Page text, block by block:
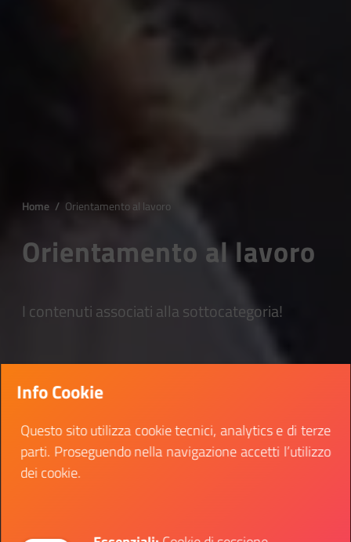
Home / Orientamento al lavoro
Orientamento al lavoro
I contenuti associati alla sottocategoria!
Info Cookie
Questo sito utilizza cookie tecnici, analytics e di terze
parti. Proseguendo nella navigazione accetti l’utilizzo
dei cookie.